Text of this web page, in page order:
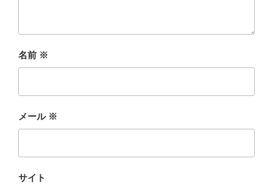
名前 ※
メール ※
サイト